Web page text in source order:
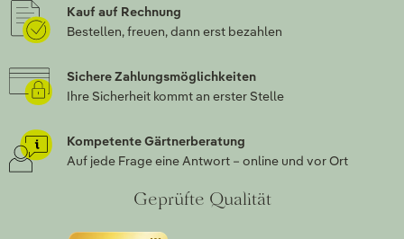
Kauf auf Rechnung
Bestellen, freuen, dann erst bezahlen
Sichere Zahlungsmöglichkeiten
Ihre Sicherheit kommt an erster Stelle
Kompetente Gärtnerberatung
Auf jede Frage eine Antwort – online und vor Ort
Geprüfte Qualität